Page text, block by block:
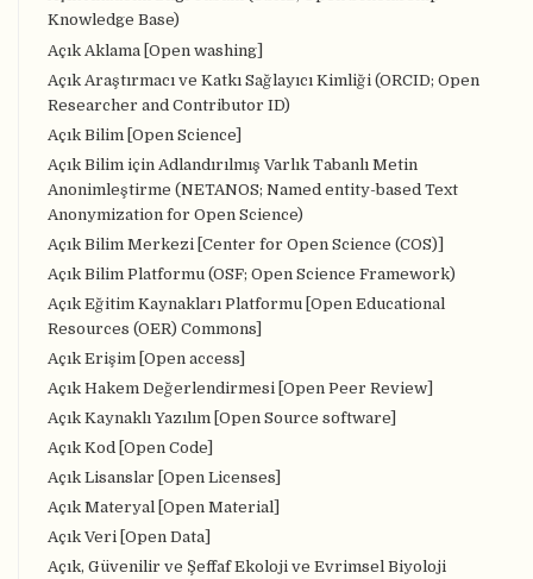
Knowledge Base)
Açık Aklama [Open washing]
Açık Araştırmacı ve Katkı Sağlayıcı Kimliği (ORCID; Open
Researcher and Contributor ID)
Açık Bilim [Open Science]
Açık Bilim için Adlandırılmış Varlık Tabanlı Metin
Anonimleştirme (NETANOS; Named entity-based Text
Anonymization for Open Science)
Açık Bilim Merkezi [Center for Open Science (COS)]
Açık Bilim Platformu (OSF; Open Science Framework)
Açık Eğitim Kaynakları Platformu [Open Educational
Resources (OER) Commons]
Açık Erişim [Open access]
Açık Hakem Değerlendirmesi [Open Peer Review]
Açık Kaynaklı Yazılım [Open Source software]
Açık Kod [Open Code]
Açık Lisanslar [Open Licenses]
Açık Materyal [Open Material]
Açık Veri [Open Data]
Açık, Güvenilir ve Şeffaf Ekoloji ve Evrimsel Biyoloji